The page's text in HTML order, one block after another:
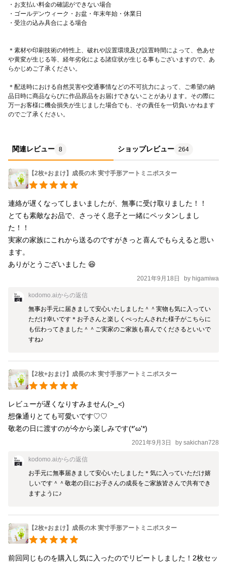
※小さなパーツシールはつまようじやピンセットのご使用をお勧
めいたします。 #手形足型アート #ツリー #成長の木 #出産内祝い
ード #北欧 #ベビー #0才 #1才 #2才 #3才 #お誕生日 #メモリアル
#成長記念 #実寸手形 #等身大手形 #オリジナルポストカード #オ
リジナルグッズ #手形ポスターミニ #手形ポスター
・お支払い料金の確認ができない場合
・ゴールデンウィーク・お盆・年末年始・休業日
・受注の込み具合による場合
＊素材や印刷技術の特性上、破れや設置環境及び設置時間によって、色あせ
や黄変が生じる等、経年劣化による諸症状が生じる事もございますので、あ
らかじめご了承ください。
＊配送時における自然災害や交通事情などの不可抗力によって、ご希望の納
品日時に商品ならびに作品原品をお届けできないことがあります。その際に
万一お客様に機会損失が生じました場合でも、その責任を一切負いかねます
のでご了承ください。
関連レビュー 8 ショップレビュー 264
【2枚+おまけ】成長の木 実寸手形アートミニポスター
連絡が遅くなってしまいましたが、無事に受け取りました！！
とても素敵なお品で、さっそく息子と一緒にペッタンしまし
た！！
実家の家族にこれから送るのですがきっと喜んでもらえると思い
ます。
ありがとうございました 😆
2021年9月18日 by higamiwa
kodomo.aiからの返信
無事お手元に届きまして安心いたしました＾＾実物も気に入ってい
ただけ幸いです＊お子さんと楽しくぺったんされた様子がこちらに
も伝わってきました＾＾ご実家のご家族も喜んでくださるといいで
すね♪
【2枚+おまけ】成長の木 実寸手形アートミニポスター
レビューが遅くなりすみません(>_<)
想像通りとても可愛いです♡♡
敬老の日に渡すのが今から楽しみです(*'ω'*)
2021年9月3日 by sakichan728
kodomo.aiからの返信
お手元に無事届きまして安心いたしました＊気に入っていただけ嬉
しいです＾＾敬老の日にお子さんの成長をご家族皆さんで共有でき
ますように♪
【2枚+おまけ】成長の木 実寸手形アートミニポスター
前回同じものを購入し気に入ったのでリピートしました！2枚セッ